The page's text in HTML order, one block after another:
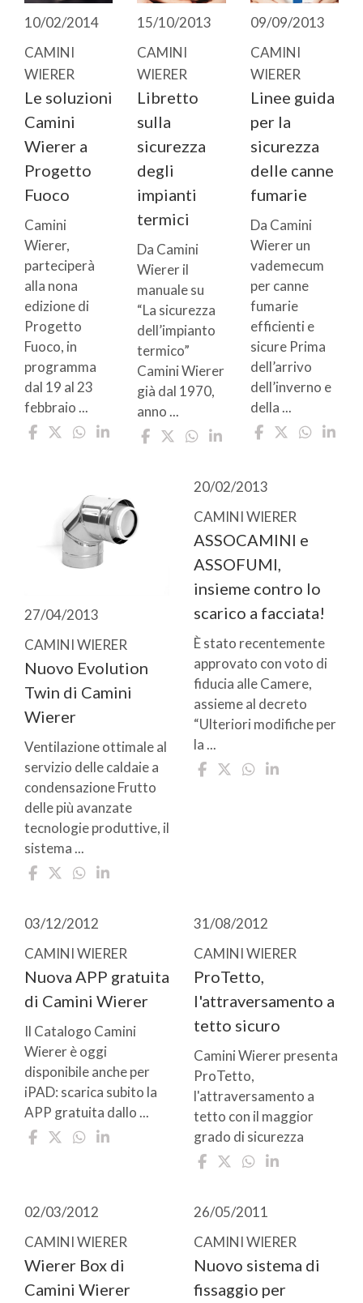
10/02/2014
CAMINI
WIERER
Le soluzioni
Camini
Wierer a
Progetto
Fuoco
Camini
Wierer,
parteciperà
alla nona
edizione di
Progetto
Fuoco, in
programma
dal 19 al 23
febbraio ...
15/10/2013
CAMINI
WIERER
Libretto
sulla
sicurezza
degli
impianti
termici
Da Camini
Wierer il
manuale su
“La sicurezza
dell’impianto
termico”
Camini Wierer
già dal 1970,
anno ...
09/09/2013
CAMINI
WIERER
Linee guida
per la
sicurezza
delle canne
fumarie
Da Camini
Wierer un
vademecum
per canne
fumarie
efficienti e
sicure Prima
dell’arrivo
dell’inverno e
della ...
27/04/2013
CAMINI WIERER
Nuovo Evolution
Twin di Camini
Wierer
Ventilazione ottimale al
servizio delle caldaie a
condensazione Frutto
delle più avanzate
tecnologie produttive, il
sistema ...
20/02/2013
CAMINI WIERER
ASSOCAMINI e
ASSOFUMI,
insieme contro lo
scarico a facciata!
È stato recentemente
approvato con voto di
fiducia alle Camere,
assieme al decreto
“Ulteriori modifiche per
la ...
03/12/2012
CAMINI WIERER
Nuova APP gratuita
di Camini Wierer
Il Catalogo Camini
Wierer è oggi
disponibile anche per
iPAD: scarica subito la
APP gratuita dallo ...
31/08/2012
CAMINI WIERER
ProTetto,
l'attraversamento a
tetto sicuro
Camini Wierer presenta
ProTetto,
l'attraversamento a
tetto con il maggior
grado di sicurezza
02/03/2012
CAMINI WIERER
Wierer Box di
Camini Wierer
26/05/2011
CAMINI WIERER
Nuovo sistema di
fissaggio per